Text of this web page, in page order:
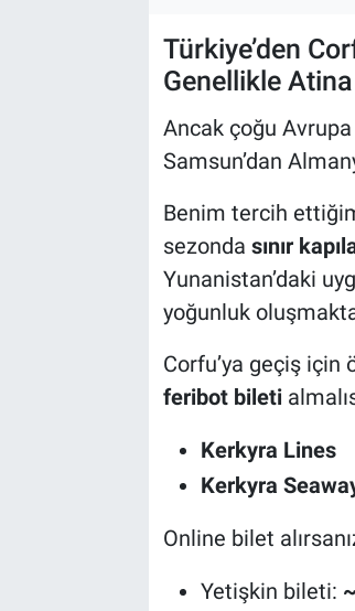
Türkiye’den
Genellikle
Ancak çoğu
Samsun’dan
Benim tercih
sezonda sınır
Yunanistan’daki
yoğunluk
Corfu’ya geçiş için
feribot bileti
Kerkyra Lines
Kerkyra
Online bilet
Yetişkin bileti: